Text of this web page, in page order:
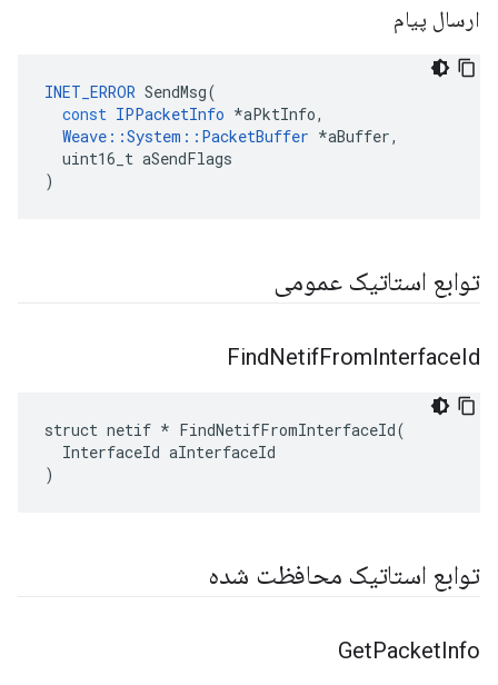
ارسال پیام
INET_ERROR SendMsg(
const IPPacketInfo *aPktInfo,
Weave ::System :: PacketBuffer *aBuffer,
uint16_t aSendFlags
)
توابع استاتیک عمومی
FindNetifFromInterfaceId
struct netif * FindNetifFromInterfaceId(
  InterfaceId aInterfaceId
)
توابع استاتیک محافظت شده
GetPacketInfo